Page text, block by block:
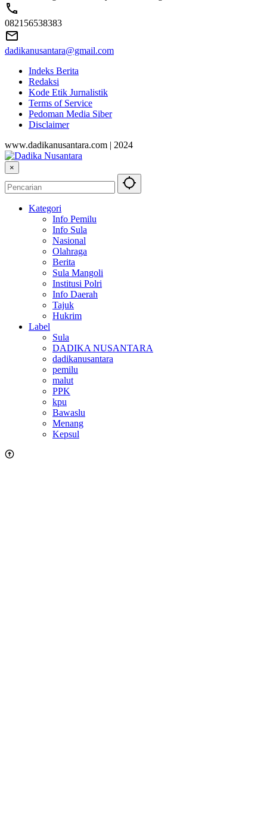
082156538383
dadikanusantara@gmail.com
Indeks Berita
Redaksi
Kode Etik Jurnalistik
Terms of Service
Pedoman Media Siber
Disclaimer
www.dadikanusantara.com | 2024
×
Kategori
Info Pemilu
Info Sula
Nasional
Olahraga
Berita
Sula Mangoli
Institusi Polri
Info Daerah
Tajuk
Hukrim
Label
Sula
DADIKA NUSANTARA
dadikanusantara
pemilu
malut
PPK
kpu
Bawaslu
Menang
Kepsul